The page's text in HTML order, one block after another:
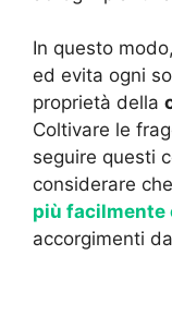
In questo
ed evita ogni
proprietà della
Coltivare le
seguire questi
considerare
più facilmente
accorgimenti